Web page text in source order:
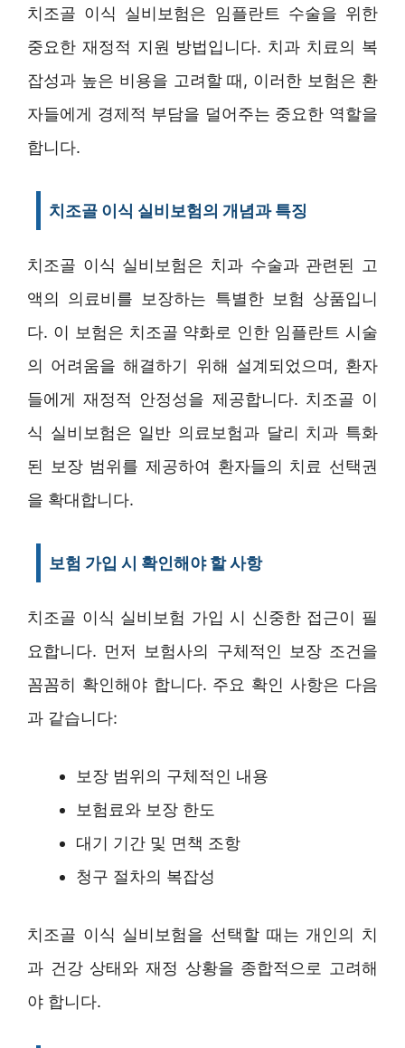
치조골 이식 실비보험은 임플란트 수술을 위한
중요한 재정적 지원 방법입니다. 치과 치료의 복
잡성과 높은 비용을 고려할 때, 이러한 보험은 환
자들에게 경제적 부담을 덜어주는 중요한 역할을
합니다.
치조골 이식 실비보험의 개념과 특징
치조골 이식 실비보험은 치과 수술과 관련된 고
액의 의료비를 보장하는 특별한 보험 상품입니
다. 이 보험은 치조골 약화로 인한 임플란트 시술
의 어려움을 해결하기 위해 설계되었으며, 환자
들에게 재정적 안정성을 제공합니다. 치조골 이
식 실비보험은 일반 의료보험과 달리 치과 특화
된 보장 범위를 제공하여 환자들의 치료 선택권
을 확대합니다.
보험 가입 시 확인해야 할 사항
치조골 이식 실비보험 가입 시 신중한 접근이 필
요합니다. 먼저 보험사의 구체적인 보장 조건을
꼼꼼히 확인해야 합니다. 주요 확인 사항은 다음
과 같습니다:
보장 범위의 구체적인 내용
보험료와 보장 한도
대기 기간 및 면책 조항
청구 절차의 복잡성
치조골 이식 실비보험을 선택할 때는 개인의 치
과 건강 상태와 재정 상황을 종합적으로 고려해
야 합니다.